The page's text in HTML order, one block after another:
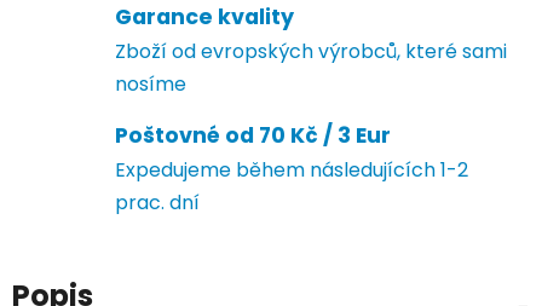
Garance kvality
Zboží od evropských výrobců, které sami
nosíme
Poštovné od 70 Kč / 3 Eur
Expedujeme během následujících 1-2
prac. dní
Popis